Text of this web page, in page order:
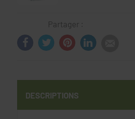
Partager :
DESCRIPTIONS